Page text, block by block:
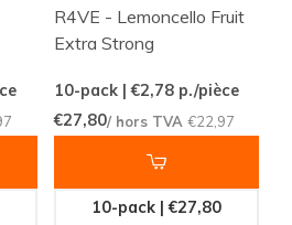
R4VE - Lemoncello Fruit
Extra Strong
10-pack | €2,78p./pièce
€27,80/ hors TVA €22,97
10-pack | €27,80